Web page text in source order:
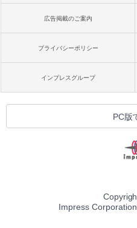
広告掲載のご案内
プライバシーポリシー
インプレスグループ
PC版
Impress